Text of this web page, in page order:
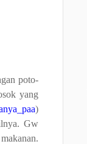
poto-
yang
)
Gw